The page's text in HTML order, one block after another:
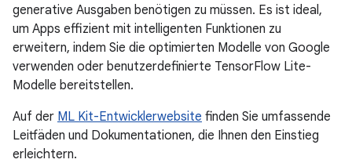
generative Ausgaben benötigen zu müssen. Es ist ideal,
um Apps effizient mit intelligenten Funktionen zu
erweitern, indem Sie die optimierten Modelle von Google
verwenden oder benutzerdefinierte TensorFlow Lite-
Modelle bereitstellen.
Auf der ML Kit-Entwicklerwebsite finden Sie umfassende
Leitfäden und Dokumentationen, die Ihnen den Einstieg
erleichtern.